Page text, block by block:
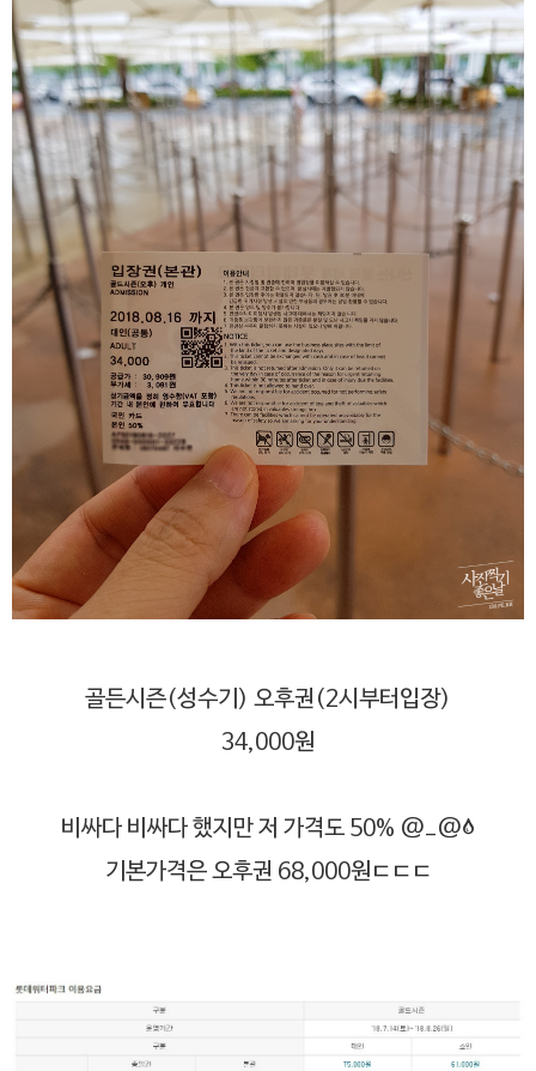
골든시즌(성수기) 오후권(2시부터입장)
34,000원
비싸다 비싸다 했지만 저 가격도 50% @_@;
기본가격은 오후권 68,000원ㄷㄷㄷ